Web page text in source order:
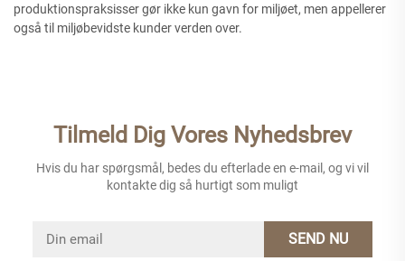
produktionspraksisser gør ikke kun gavn for miljøet, men appellerer
også til miljøbevidste kunder verden over.
Tilmeld Dig Vores Nyhedsbrev
Hvis du har spørgsmål, bedes du efterlade en e-mail, og vi vil
kontakte dig så hurtigt som muligt
SEND NU